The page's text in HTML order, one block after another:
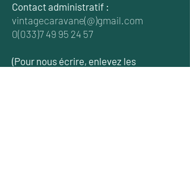
Contact administratif :
vintagecaravane(@)gmail.com
0(033)7 49 95 24 57
(Pour nous écrire, enlevez les